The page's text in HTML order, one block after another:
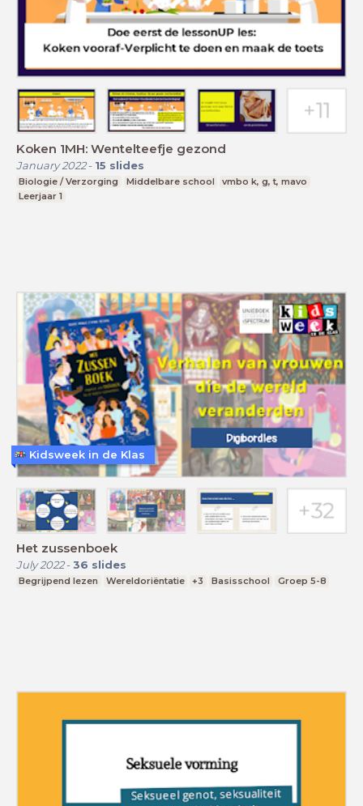
Koken 1MH: Wentelteefje gezond
January 2022- 15 slides
Biologie / Verzorging Middelbare school
vmbo k, g, t, mavo
Leerjaar 1
Het zussenboek
July 2022- 36 slides
Begrijpend lezen Wereldoriëntatie +3 Basisschool Groep 5-8
Kidsweek in de Klas